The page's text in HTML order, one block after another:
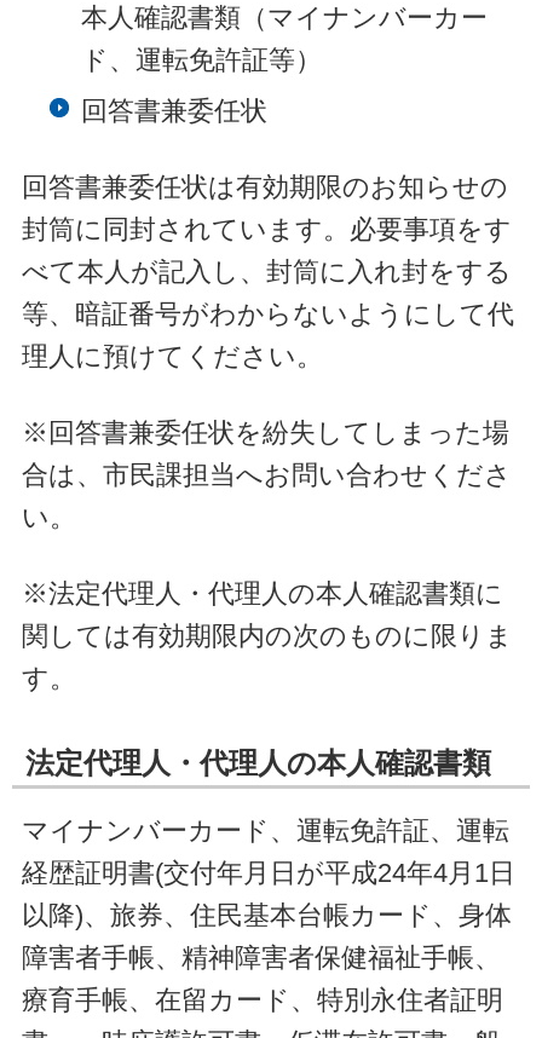
本人確認書類（マイナンバーカー
ド、運転免許証等）
回答書兼委任状
回答書兼委任状は有効期限のお知らせの
封筒に同封されています。必要事項をす
べて本人が記入し、封筒に入れ封をする
等、暗証番号がわからないようにして代
理人に預けてください。
※回答書兼委任状を紛失してしまった場
合は、市民課担当へお問い合わせくださ
い。
※法定代理人・代理人の本人確認書類に
関しては有効期限内の次のものに限りま
す。
法定代理人・代理人の本人確認書類
マイナンバーカード、運転免許証、運転
経歴証明書(交付年月日が平成24年4月1日
以降)、旅券、住民基本台帳カード、身体
障害者手帳、精神障害者保健福祉手帳、
療育手帳、在留カード、特別永住者証明